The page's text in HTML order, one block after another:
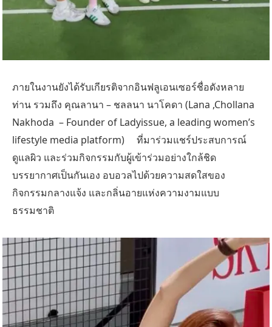
ภายในงานยังได้รับเกียรติจากอินฟลูเอนเซอร์ชื่อดังหลาย
ท่าน รวมถึง คุณลานา – ชลลนา นาโคดา (Lana ,Chollana
Nakhoda – Founder of Ladyissue, a leading women’s
lifestyle media platform) ที่มาร่วมแชร์ประสบการณ์
ดูแลผิว และร่วมกิจกรรมกับผู้เข้าร่วมอย่างใกล้ชิด
บรรยากาศเป็นกันเอง อบอวลไปด้วยความสดใสของ
กิจกรรมกลางแจ้ง และกลิ่นอายแห่งความงามแบบ
ธรรมชาติ